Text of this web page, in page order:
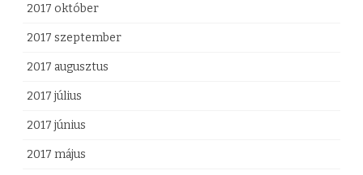
2017 október
2017 szeptember
2017 augusztus
2017 július
2017 június
2017 május